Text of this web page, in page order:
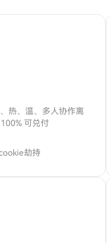
热、温、多人协作离
可兑付
劫持